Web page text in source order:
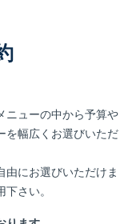
ニューの中から予算や
を幅広くお選びいただ
由にお選びいただけま
さい。